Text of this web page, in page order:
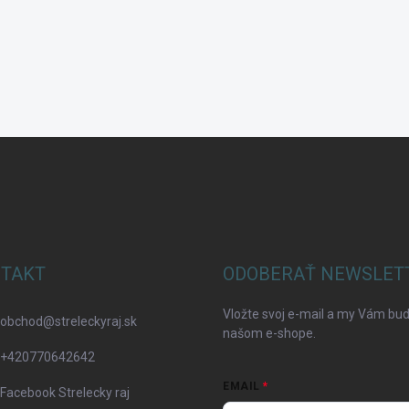
obchod@streleckyraj.sk
+420770642642
Facebook Strelecky raj
ODOBERAŤ
Vložte svoj e-mail a my Vám
našom e-shope.
EMAIL